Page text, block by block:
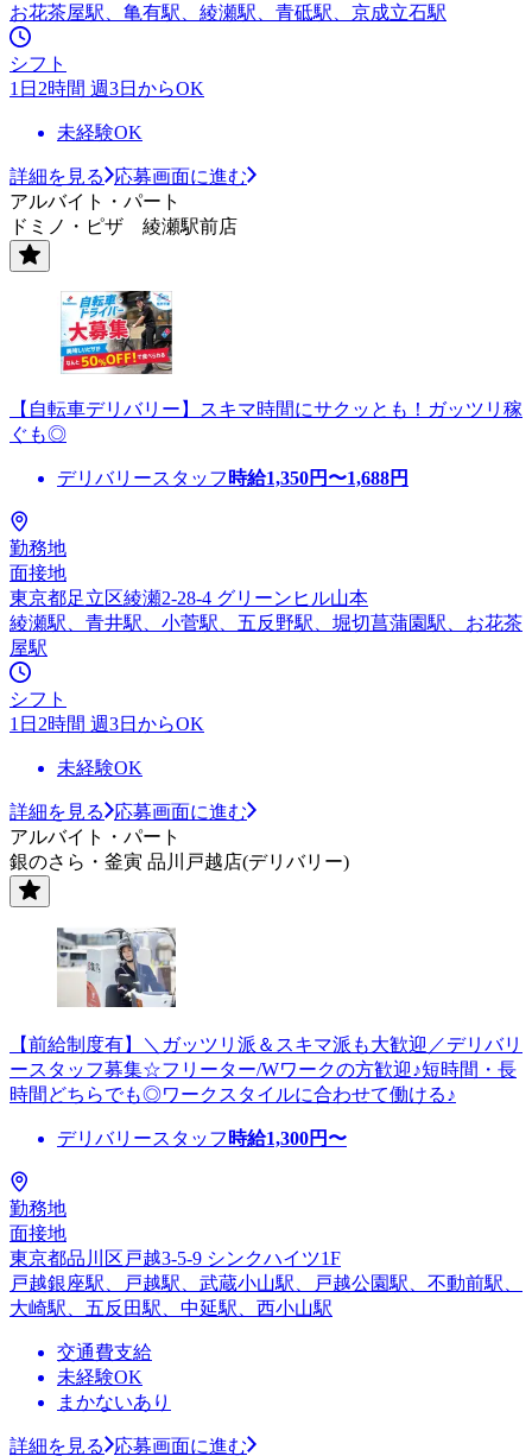
お花茶屋駅、亀有駅、綾瀬駅、青砥駅、京成立石駅
シフト
1日2時間 週3日からOK
未経験OK
詳細を見る
応募画面に進む
アルバイト・パート
ドミノ・ピザ 綾瀬駅前店
【自転車デリバリー】スキマ時間にサクッとも！ガッツリ稼
ぐも◎
デリバリースタッフ 時給1,350円〜1,688円
勤務地
面接地
東京都足立区綾瀬2-28-4 グリーンヒル山本
綾瀬駅、青井駅、小菅駅、五反野駅、堀切菖蒲園駅、お花茶
屋駅
シフト
1日2時間 週3日からOK
未経験OK
詳細を見る
応募画面に進む
アルバイト・パート
銀のさら・釜寅 品川戸越店(デリバリー)
【前給制度有】＼ガッツリ派＆スキマ派も大歓迎／デリバリ
ースタッフ募集☆フリーター/Wワークの方歓迎♪短時間・長
時間どちらでも◎ワークスタイルに合わせて働ける♪
デリバリースタッフ 時給1,300円〜
勤務地
面接地
東京都品川区戸越3-5-9 シンクハイツ1F
戸越銀座駅、戸越駅、武蔵小山駅、戸越公園駅、不動前駅、
大崎駅、五反田駅、中延駅、西小山駅
交通費支給
未経験OK
まかないあり
詳細を見る 応募画面に進む